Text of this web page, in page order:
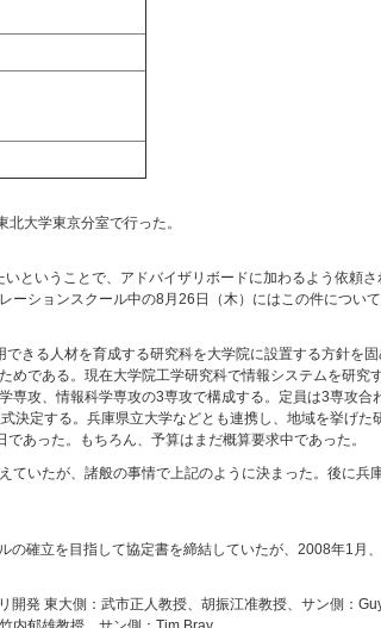
大学東京分室で行った。
ということで、アドバイザリボードに加わるよう依頼
ションスクール中の8月26日（木）にはこの件につい
きる人材を育成する研究科を大学院に設置する方針を
である。現在大学院工学研究科で情報システムを研究
攻、情報科学専攻の3専攻で構成する。定員は3専攻
決定する。兵庫県立大学などとも連携し、地域を挙げた
あった。もちろん、予算はまだ概算要求中であった。
いたが、諸般の事情で上記のように決まった。後に兵
確立を目指して協定書を締結していたが、2008年1月
発 東大側：武市正人教授、胡振江准教授、サン側：